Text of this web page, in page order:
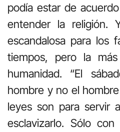
podía estar de
entender la religión.
escandalosa para los
tiempos, pero la
humanidad. “El
hombre y no el
leyes son para servir
esclavizarlo. Sólo